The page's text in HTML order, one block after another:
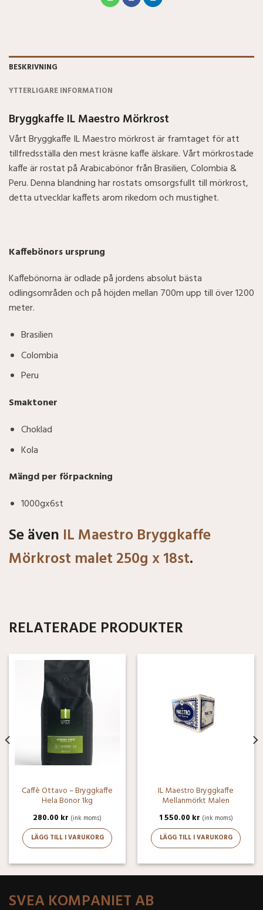
BESKRIVNING
YTTERLIGARE INFORMATION
Bryggkaffe IL Maestro Mörkrost
Vårt Bryggkaffe IL Maestro mörkrost är framtaget för att
tillfredsställa den mest kräsne kaffe älskare. Vårt mörkrostade
kaffe är rostat på Arabicabönor från Brasilien, Colombia &
Peru. Denna blandning har rostats omsorgsfullt till mörkrost,
detta utvecklar kaffets arom rikedom och mustighet.
Kaffebönors ursprung
Kaffebönorna är odlade på jordens absolut bästa
odlingsområden och på höjden mellan 700m upp till över 1200
meter.
Brasilien
Colombia
Peru
Smaktoner
Choklad
Kola
Mängd per förpackning
1000gx6st
Se även IL Maestro Bryggkaffe
Mörkrost malet 250g x 18st.
RELATERADE PRODUKTER
Caffè Ottavo – Bryggkaffe
Hela Bönor 1kg
280.00 kr (ink moms)
LÄGG TILL I VARUKORG
IL Maestro Bryggkaffe
Mellanmörkt Malen
1 550.00 kr (ink moms)
LÄGG TILL I VARUKORG
SVEA KOMPANIET AB